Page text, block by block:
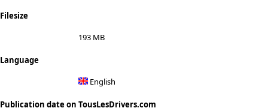
Filesize
193 MB
Language
English
Publication date on TousLesDrivers.com